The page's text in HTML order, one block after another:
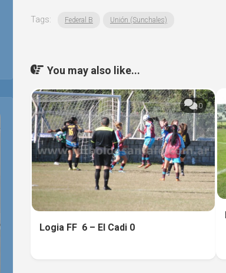
Tags: Federal B Unión (Sunchales)
You may also like...
0
Logia FF 6 – El Cadi 0